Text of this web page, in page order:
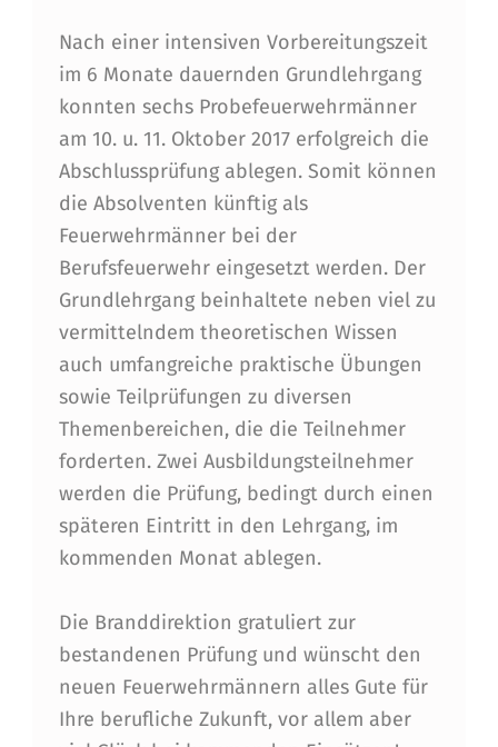
I
C
H
E
R
A
B
S
C
H
L
U
S
S
D
E
S
G
Nach einer intensiven Vorbereitungszeit
im 6 Monate dauernden Grundlehrgang
konnten sechs Probefeuerwehrmänner
am 10. u. 11. Oktober 2017 erfolgreich die
Abschlussprüfung ablegen. Somit können
die Absolventen künftig als
Feuerwehrmänner bei der
Berufsfeuerwehr eingesetzt werden. Der
Grundlehrgang beinhaltete neben viel zu
vermittelndem theoretischen Wissen
auch umfangreiche praktische Übungen
sowie Teilprüfungen zu diversen
Themenbereichen, die die Teilnehmer
forderten. Zwei Ausbildungsteilnehmer
werden die Prüfung, bedingt durch einen
späteren Eintritt in den Lehrgang, im
kommenden Monat ablegen.
Die Branddirektion gratuliert zur
bestandenen Prüfung und wünscht den
neuen Feuerwehrmännern alles Gute für
Ihre berufliche Zukunft, vor allem aber